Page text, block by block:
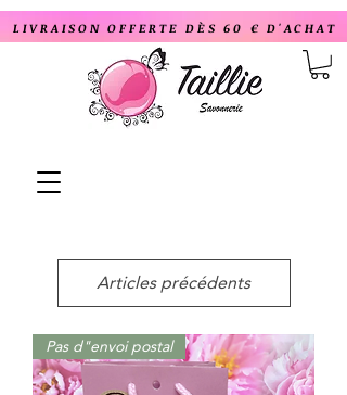
LIVRAISON OFFERTE DÈS 60 € D'ACHAT
Articles précédents
Pas d"envoi postal